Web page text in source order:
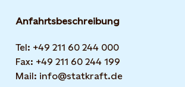
Anfahrtsbeschreibung
Tel: +49 211 60 244 000
Fax: +49 211 60 244 199
Mail: info@statkraft.de